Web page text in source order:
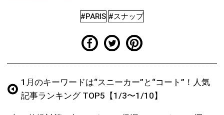
#PARIS #スナップ
1月のキーワードは“スニーカー”と“コート”！人気
記事ランキング TOP5【1/3〜1/10】